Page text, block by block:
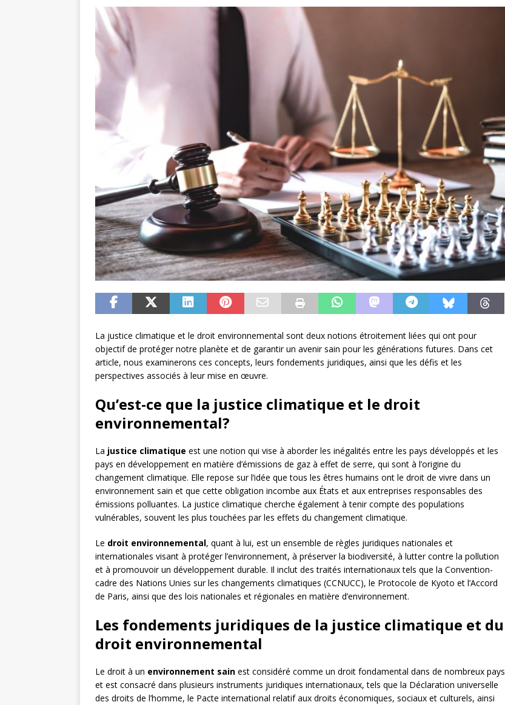
La justice climatique et le droit environnemental sont deux notions étroitement liées qui ont pour
objectif de protéger notre planète et de garantir un avenir sain pour les générations futures. Dans cet
article, nous examinerons ces concepts, leurs fondements juridiques, ainsi que les défis et les
perspectives associés à leur mise en œuvre.
Qu’est-ce que la justice climatique et le droit
environnemental?
La justice climatique est une notion qui vise à aborder les inégalités entre les pays développés et les
pays en développement en matière d’émissions de gaz à effet de serre, qui sont à l’origine du
changement climatique. Elle repose sur l’idée que tous les êtres humains ont le droit de vivre dans un
environnement sain et que cette obligation incombe aux États et aux entreprises responsables des
émissions polluantes. La justice climatique cherche également à tenir compte des populations
vulnérables, souvent les plus touchées par les effets du changement climatique.
Le droit environnemental, quant à lui, est un ensemble de règles juridiques nationales et
internationales visant à protéger l’environnement, à préserver la biodiversité, à lutter contre la pollution
et à promouvoir un développement durable. Il inclut des traités internationaux tels que la Convention-
cadre des Nations Unies sur les changements climatiques (CCNUCC), le Protocole de Kyoto et l’Accord
de Paris, ainsi que des lois nationales et régionales en matière d’environnement.
Les fondements juridiques de la justice climatique et du
droit environnemental
Le droit à un environnement sain est considéré comme un droit fondamental dans de nombreux pays
et est consacré dans plusieurs instruments juridiques internationaux, tels que la Déclaration universelle
des droits de l’homme, le Pacte international relatif aux droits économiques, sociaux et culturels, ainsi